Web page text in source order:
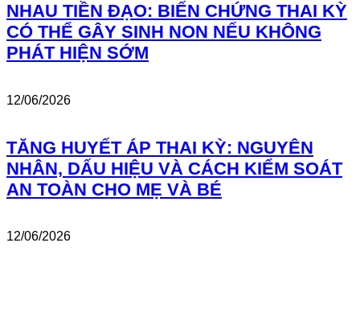
NHAU TIỀN ĐẠO: BIẾN CHỨNG THAI KỲ
CÓ THỂ GÂY SINH NON NẾU KHÔNG
PHÁT HIỆN SỚM
12/06/2026
TĂNG HUYẾT ÁP THAI KỲ: NGUYÊN
NHÂN, DẤU HIỆU VÀ CÁCH KIỂM SOÁT
AN TOÀN CHO MẸ VÀ BÉ
12/06/2026